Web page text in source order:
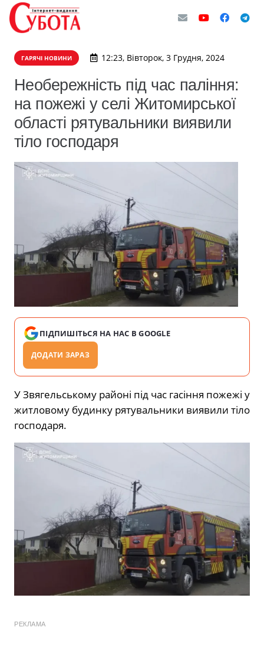
ГАРЯЧІ НОВИНИ 12:23, Вівторок, 3 Грудня, 2024
Необережність під час паління:
на пожежі у селі Житомирської
області рятувальники виявили
тіло господаря
ПІДПИШІТЬСЯ НА НАС В GOOGLE
ДОДАТИ ЗАРАЗ
У Звягельському районі під час гасіння пожежі у
житловому будинку рятувальники виявили тіло
господаря.
РЕКЛАМА